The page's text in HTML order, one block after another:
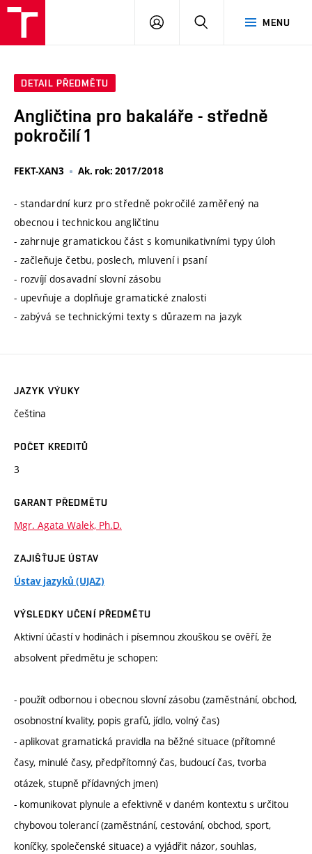
MENU
PŘIHLÁSIT
DETAIL PŘEDMĚTU
Angličtina pro bakaláře - středně
pokročilí 1
FEKT-XAN3 Ak. rok: 2017/2018
- standardní kurz pro středně pokročilé zaměřený na
obecnou i technickou angličtinu
- zahrnuje gramatickou část s komunikativními typy úloh
- začleňuje četbu, poslech, mluvení i psaní
- rozvíjí dosavadní slovní zásobu
- upevňuje a doplňuje gramatické znalosti
- zabývá se technickými texty s důrazem na jazyk
JAZYK VÝUKY
čeština
POČET KREDITŮ
3
GARANT PŘEDMĚTU
Mgr. Agata Walek, Ph.D.
ZAJIŠŤUJE ÚSTAV
Ústav jazyků (UJAZ)
VÝSLEDKY UČENÍ PŘEDMĚTU
Aktivní účastí v hodinách i písemnou zkouškou se ověří, že
absolvent předmětu je schopen:
- použít odbornou i obecnou slovní zásobu (zaměstnání, obchod,
osobnostní kvality, popis grafů, jídlo, volný čas)
- aplikovat gramatická pravidla na běžné situace (přítomné
časy, minulé časy, předpřítomný čas, budoucí čas, tvorba
otázek, stupně přídavných jmen)
- komunikovat plynule a efektivně v daném kontextu s určitou
chybovou tolerancí (zaměstnání, cestování, obchod, sport,
koníčky, společenské situace) a vyjádřit názor, souhlas,